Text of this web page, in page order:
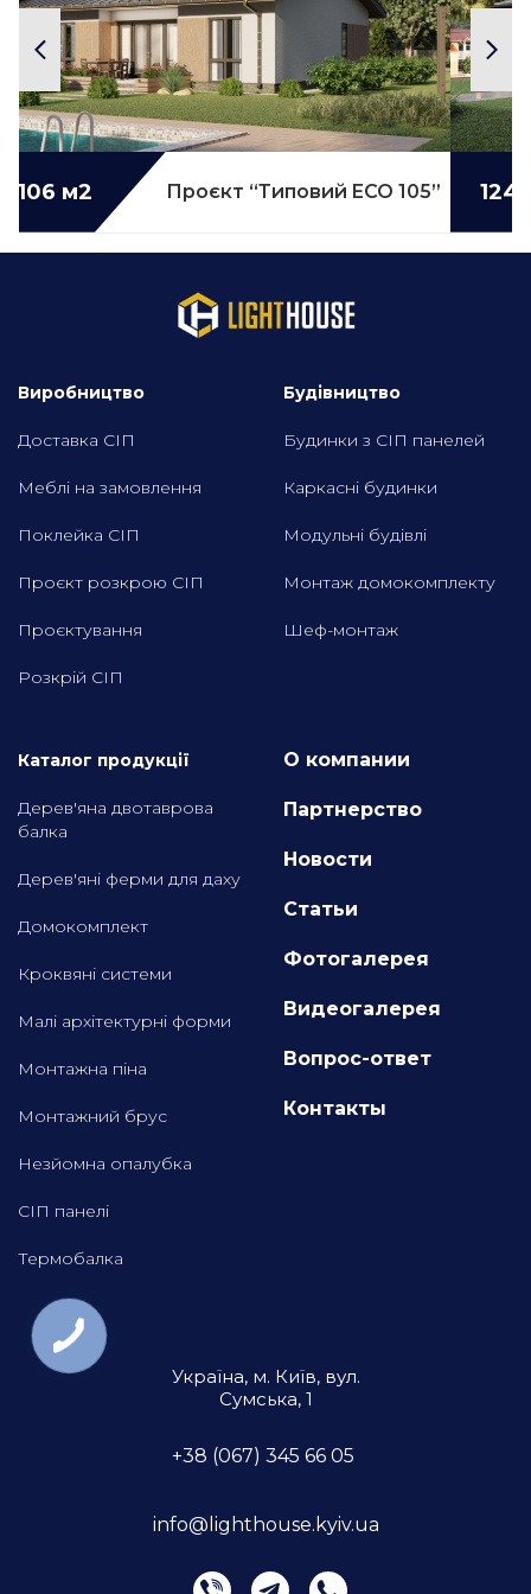
106 м2 Проєкт “Типовий ECO 105”
Детальніше... 124
Виробництво
Доставка СІП
Меблі на замовлення
Поклейка СІП
Проєкт розкрою СІП
Проєктування
Розкрій СІП
Будівництво
Будинки з СІП панелей
Каркасні будинки
Модульні будівлі
Монтаж домокомплекту
Шеф-монтаж
Каталог продукції
Дерев'яна двотаврова
балка
Дерев'яні ферми для даху
Домокомплект
Кроквяні системи
Малі архітектурні форми
Монтажна піна
Монтажний брус
Незйомна опалубка
СІП панелі
Термобалка
О компании
Партнерство
Новости
Статьи
Фотогалерея
Видеогалерея
Вопрос-ответ
Контакты
Україна, м. Київ, вул.
Сумська, 1
+38 (067) 345 66 05
info@lighthouse.kyiv.ua